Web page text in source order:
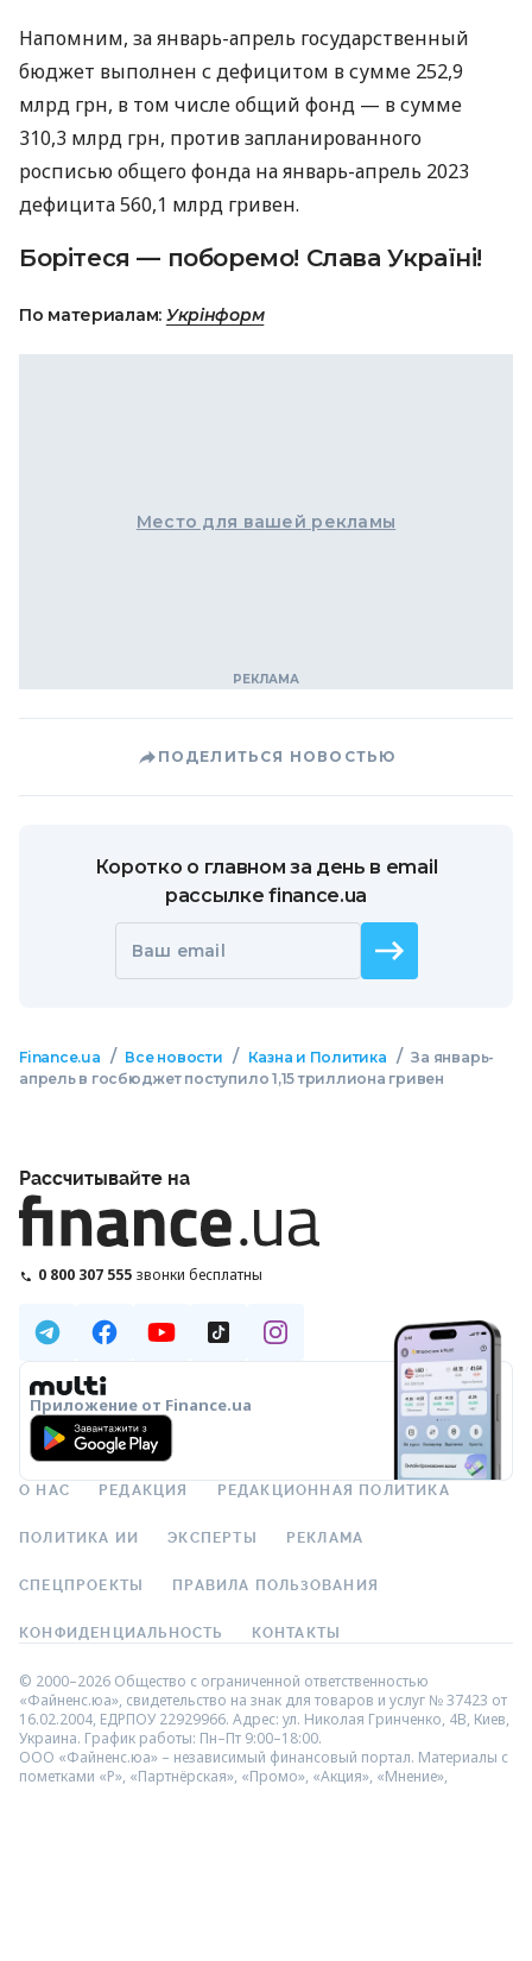
Напомним, за январь-апрель государственный
бюджет выполнен с дефицитом в сумме 252,9
млрд грн, в том числе общий фонд — в сумме
310,3 млрд грн, против запланированного
росписью общего фонда на январь-апрель 2023
дефицита 560,1 млрд гривен.
Борітеся — поборемо! Слава Україні!
По материалам: Укрінформ
Место для вашей рекламы
ПОДЕЛИТЬСЯ НОВОСТЬЮ
Коротко о главном за день в email
рассылке finance.ua
Ваш email
Finance.ua / Все новости / Казна и Политика / За январь-
апрель в госбюджет поступило 1,15 триллиона гривен
Рассчитывайте на
0 800 307 555 звонки бесплатны
Приложение от Finance.ua
О НАС РЕДАКЦИЯ РЕДАКЦИОННАЯ ПОЛИТИКА
ПОЛИТИКА ИИ ЭКСПЕРТЫ РЕКЛАМА
СПЕЦПРОЕКТЫ ПРАВИЛА ПОЛЬЗОВАНИЯ
КОНФИДЕНЦИАЛЬНОСТЬ КОНТАКТЫ
© 2000–2026 Общество с ограниченной ответственностью
«Файненс.юа», свидетельство на знак для товаров и услуг № 37423 от
16.02.2004, ЕДРПОУ 22929966. Адрес: ул. Николая Гринченко, 4В, Киев,
Украина. График работы: Пн–Пт 9:00–18:00.
ООО «Файненс.юа» – независимый финансовый портал. Материалы с
пометками «Р», «Партнёрская», «Промо», «Акция», «Мнение»,